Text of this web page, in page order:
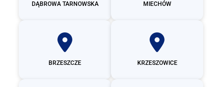
DĄBROWA TARNOWSKA MIECHÓW
BRZESZCZE KRZESZOWICE